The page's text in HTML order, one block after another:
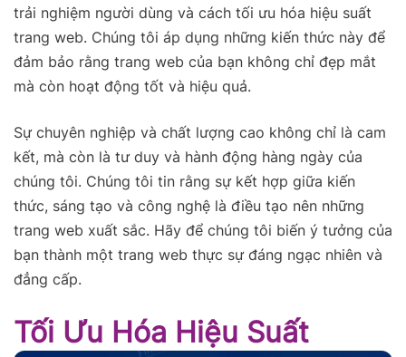
trải nghiệm người dùng và cách tối ưu hóa hiệu suất
trang web. Chúng tôi áp dụng những kiến thức này để
đảm bảo rằng trang web của bạn không chỉ đẹp mắt
mà còn hoạt động tốt và hiệu quả.
Sự chuyên nghiệp và chất lượng cao không chỉ là cam
kết, mà còn là tư duy và hành động hàng ngày của
chúng tôi. Chúng tôi tin rằng sự kết hợp giữa kiến
thức, sáng tạo và công nghệ là điều tạo nên những
trang web xuất sắc. Hãy để chúng tôi biến ý tưởng của
bạn thành một trang web thực sự đáng ngạc nhiên và
đẳng cấp.
Tối Ưu Hóa Hiệu Suất